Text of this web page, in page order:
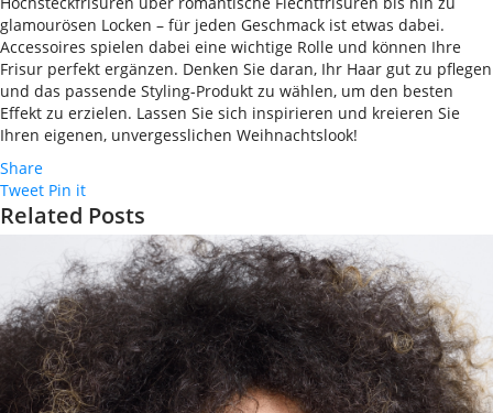
glamourösen Locken – für jeden Geschmack ist etwas dabei.
Accessoires spielen dabei eine wichtige Rolle und können Ihre
Frisur perfekt ergänzen. Denken Sie daran, Ihr Haar gut zu pflegen
und das passende Styling-Produkt zu wählen, um den besten
Effekt zu erzielen. Lassen Sie sich inspirieren und kreieren Sie
Ihren eigenen, unvergesslichen Weihnachtslook!
Share
Tweet Pin it
Related Posts